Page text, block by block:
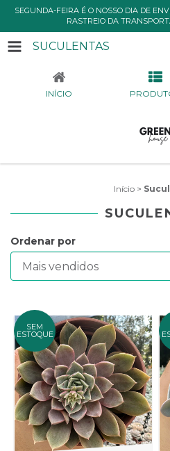
SEGUNDA-FEIRA É O NOSSO DIA DE
RASTREIO DA
SUCULENTAS
INÍCIO
Início >
Ordenar por
SEM
ESTOQUE